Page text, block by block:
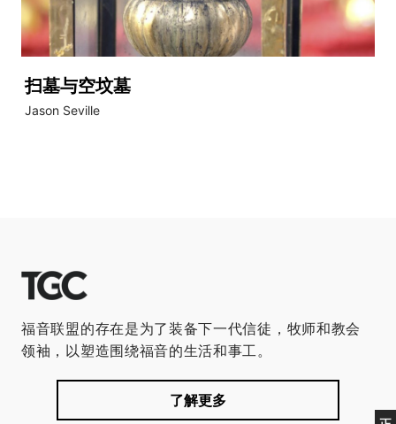
扫墓与空坟墓
Jason Seville
福音联盟的存在是为了装备下一代信徒，牧师和教会
领袖，以塑造围绕福音的生活和事工。
了解更多